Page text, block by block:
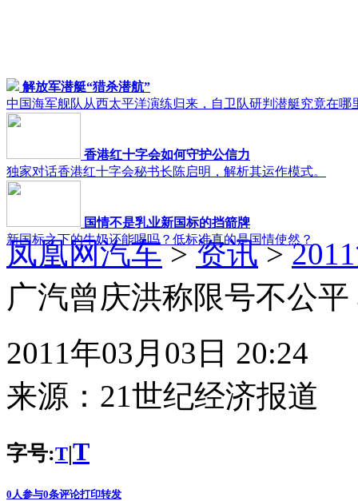
解放军潜艇“猎杀潜航”
中国海军舰队从西太平洋演练归来，自卫队研判潜艇究竟在哪
香港红十字会如何守护公信力
独家对话香港红十字会秘书长陈启明，解析其运作模式。
国情不是乳业新国标的挡箭牌
新国标之下的牛奶还能喝吗？低标准真的是国情使然？
凤凰网汽车>资讯>
广汽曾庆洪称限号不公
2011年03月03日 20:24
来源： 21世纪经济报道
字号:T|T
0 人参与0条评论打印转发